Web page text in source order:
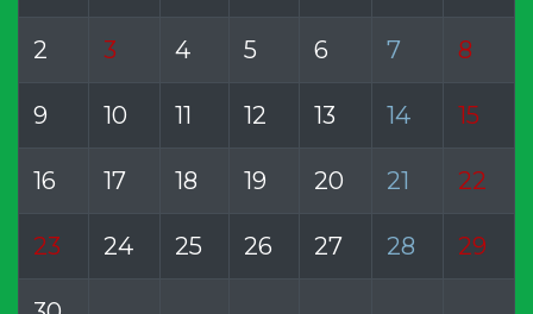
2 3 4 5 6 7 8
9 10 11 12 13 14 15
16 17 18 19 20 21 22
23 24 25 26 27 28 29